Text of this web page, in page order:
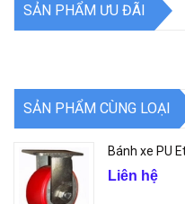
SẢN PHẨM ƯU ĐÃI
SẢN PHẨM CÙNG LOẠI
Bánh xe PU
Liên hệ